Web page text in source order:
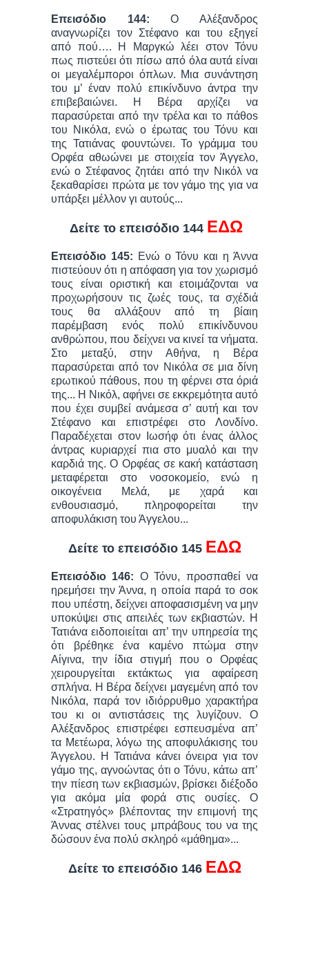
Επεισόδιο 144:Ο Αλέξανδρος
αναγνωρίζει τον Στέφανο και του εξηγεί
από πού…. Η Μαργκώ λέει στον Τόνυ
πως πιστεύει ότι πίσω από όλα αυτά είναι
οι μεγαλέμποροι όπλων. Μια συνάντηση
του μ’ έναν πολύ επικίνδυνο άντρα την
επιβεβαιώνει. Η Βέρα αρχίζει να
παρασύρεται από την τρέλα και το πάθos
του Νικόλα, ενώ ο έpωτας του Τόνυ και
της Τατιάνας φουντώνει. Το γράμμα του
Ορφέα αθωώνει με στοιχεία τον Άγγελο,
ενώ ο Στέφανος ζητάει από την Νικόλ να
ξεκαθαρίσει πρώτα με τον γάμο της για να
υπάρξει μέλλον γι αυτούς...
Δείτε το επεισόδιο 144 ΕΔΩ
Επεισόδιο 145: Ενώ ο Τόνυ και η Άννα
πιστεύουν ότι η απόφαση για τον χωρισμό
τους είναι οριστική και ετοιμάζονται να
προχωρήσουν τις ζωές τους, τα σχέδιά
τους θα αλλάξουν από τη βίαιη
παρέμβαση ενός πολύ επικίνδυνου
ανθρώπου, που δείχνει να κινεί τα νήματα.
Στο μεταξύ, στην Αθήνα, η Βέρα
παρασύρεται από τον Νικόλα σε μια δίνη
εpωτικού πάθoυs, που τη φέρνει στα όριά
της... Η Νικόλ, αφήνει σε εκκρεμότητα αυτό
που έχει συμβεί ανάμεσα σ’ αυτή και τον
Στέφανο και επιστρέφει στο Λονδίνο.
Παραδέχεται στον Ιωσήφ ότι ένας άλλος
άντρας κυριαρχεί πια στο μυαλό και την
καρδιά της. Ο Ορφέας σε κακή κατάσταση
μεταφέρεται στο νοσοκομείο, ενώ η
οικογένεια Μελά, με χαρά και
ενθουσιασμό, πληροφορείται την
αποφυλάκιση του Άγγελου...
Δείτε το επεισόδιο 145 ΕΔΩ
Επεισόδιο 146: Ο Τόνυ, προσπαθεί να
ηρεμήσει την Άννα, η οποία παρά το σοκ
που υπέστη, δείχνει αποφασισμένη να μην
υποκύψει στις απειλές των εκβιαστών. Η
Τατιάνα ειδοποιείται απ’ την υπηρεσία της
ότι βρέθηκε ένα καμένο πτώμα στην
Αίγινα, την ίδια στιγμή που ο Ορφέας
χειρουργείται εκτάκτως για αφαίρεση
σπλήνα. Η Βέρα δείχνει μαγεμένη από τον
Νικόλα, παρά τον ιδιόρρυθμο χαρακτήρα
του κι οι αντιστάσεις της λυγίζουν. Ο
Αλέξανδρος επιστρέφει εσπευσμένα απ’
τα Μετέωρα, λόγω της αποφυλάκισης του
Άγγελου. Η Τατιάνα κάνει όνειρα για τον
γάμο της, αγνοώντας ότι ο Τόνυ, κάτω απ’
την πίεση των εκβιασμών, βρίσκει διέξοδο
για ακόμα μία φορά στις ουσίες. Ο
«Στρατηγός» βλέποντας την επιμονή της
Άννας στέλνει τους μπράβους του να της
δώσουν ένα πολύ σκληρό «μάθημα»...
Δείτε το επεισόδιο 146 ΕΔΩ